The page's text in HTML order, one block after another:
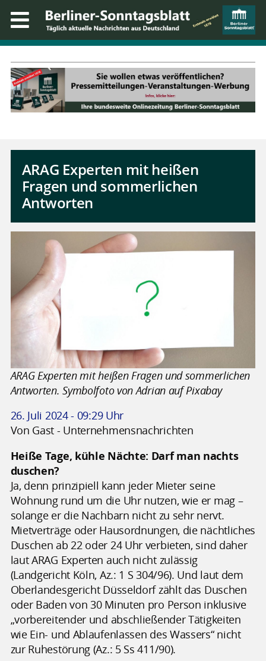
ARAG Experten mit heißen
Fragen und sommerlichen
Antworten
ARAG Experten mit heißen Fragen und sommerlichen
Antworten. Symbolfoto von Adrian auf Pixabay
26. Juli 2024 - 09:29 Uhr
Von Gast - Unternehmensnachrichten
Heiße Tage, kühle Nächte: Darf man nachts
duschen?
Ja, denn prinzipiell kann jeder Mieter seine
Wohnung rund um die Uhr nutzen, wie er mag –
solange er die Nachbarn nicht zu sehr nervt.
Mietverträge oder Hausordnungen, die nächtliches
Duschen ab 22 oder 24 Uhr verbieten, sind daher
laut ARAG Experten auch nicht zulässig
(Landgericht Köln, Az.: 1 S 304/96). Und laut dem
Oberlandesgericht Düsseldorf zählt das Duschen
oder Baden von 30 Minuten pro Person inklusive
„vorbereitender und abschließender Tätigkeiten
wie Ein- und Ablaufenlassen des Wassers“ nicht
zur Ruhestörung (Az.: 5 Ss 411/90).